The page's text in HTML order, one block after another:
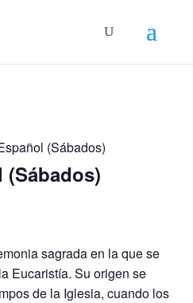
(Sábados)
(Sábados)
sagrada en la que se
Eucaristía. Su origen se
de la Iglesia, cuando los